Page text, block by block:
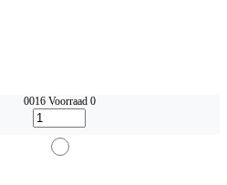
0016 Voorraad 0